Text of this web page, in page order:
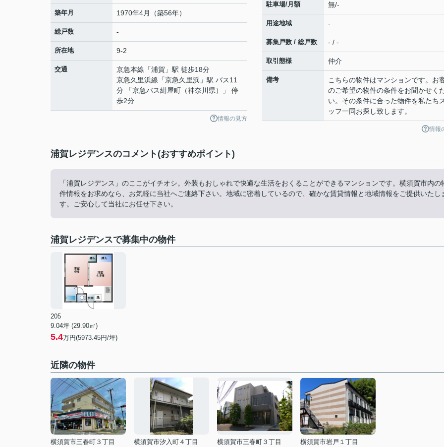
築年月 1970年4月（築56年）
総戸数 -
所在地 9-2
交通 京急本線 「浦賀 」駅 徒歩18分
京急久里浜線 「京急久里浜 」駅 バス11
分 「京急バス紺屋町（神奈川県）」 停
歩2分
情報の見方
駐車場/月額 無/-
用途地域 -
募集戸数 / 総戸数 - / -
取引態様 仲介
備考
こちらの物件はマンションです。お
のご希望の物件の条件をお聞かせく
い。その条件に合った物件を私たち
ッフ一同お探し致します。
情報
浦賀レジデンスのコメント(おすすめポイント)
「浦賀レジデンス」のここがイチオシ。外装もおしゃれで快適な生活をおくることができるマンションです。横須賀市内の
件情報をお求めなら、お気軽に当社へご連絡下さい。地域に密着しているので、確かな賃貸情報と地域情報をご提供いたし
す。ご安心して当社にお任せ下さい。
浦賀レジデンスで募集中の物件
205
9.04坪 (29.90㎡)
5.4万円(5973.45円/坪)
近隣の物件
横須賀市三春町３丁目
横須賀市汐入町４丁目
横須賀市三春町３丁目
横須賀市岩戸１丁目